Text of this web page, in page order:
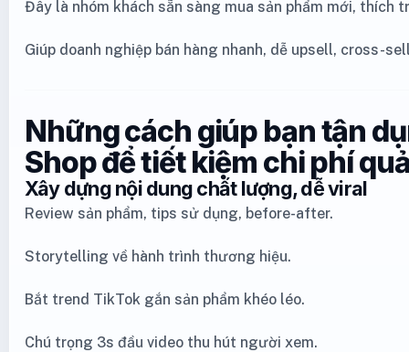
Đây là nhóm khách sẵn sàng mua sản phẩm mới, thích
Giúp doanh nghiệp bán hàng nhanh, dễ upsell, cross-
Những cách giúp bạn tận
Shop để tiết kiệm chi phí
Xây dựng nội dung chất lượng, dễ viral
Review sản phẩm, tips sử dụng, before-after.
Storytelling về hành trình thương hiệu.
Bắt trend TikTok gắn sản phẩm khéo léo.
Chú trọng 3s đầu video thu hút người xem.